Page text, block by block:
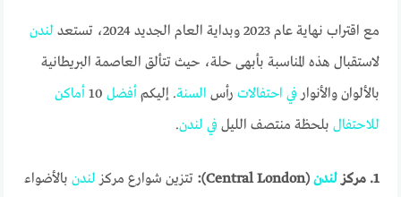
مع اقتراب نهاية عام 2023 وبداية العام الجديد 2024، تستعد
لندن
لاستقبال هذه المناسبة بأبهى حلة، حيث تتألق العاصمة البريطانية
بالألوان والأنوارفي احتفالات رأس السنة. إليكم أفضل
أماكن
للاحتفال بلحظة منتصف الليلفي لندن.
1. مركز لندن (Central London): تتزين شوارع مركز لندن بالأضواء